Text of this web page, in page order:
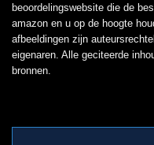
beoordelingswebsite die de
amazon en u op de hoogte
afbeeldingen zijn
eigenaren. Alle geciteerde
bronnen.